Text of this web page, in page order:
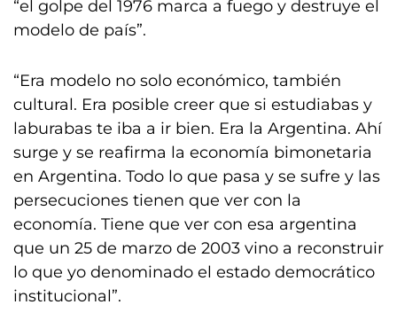
“el golpe del 1976 marca a fuego y destruye el
modelo de país”.
“Era modelo no solo económico, también
cultural. Era posible creer que si estudiabas y
laburabas te iba a ir bien. Era la Argentina. Ahí
surge y se reafirma la economía bimonetaria
en Argentina. Todo lo que pasa y se sufre y las
persecuciones tienen que ver con la
economía. Tiene que ver con esa argentina
que un 25 de marzo de 2003 vino a reconstruir
lo que yo denominado el estado democrático
institucional”.